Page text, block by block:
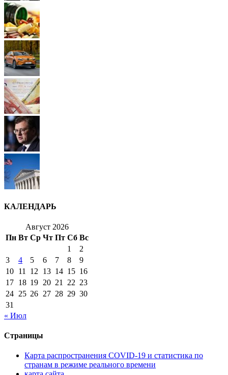
КАЛЕНДАРЬ
Август 2026
Пн Вт Ср Чт Пт Сб Вс
1
2
3
4 5 6 7 8
9
10 11 12 13 14 15 16
17 18 19 20 21 22 23
24 25 26 27 28 29 30
31
« Июл
Страницы
Карта распространения COVID-19 и статистика по
странам в режиме реального времени